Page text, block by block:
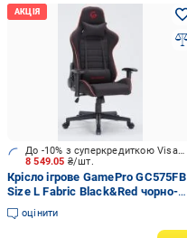
8 549.05 ₴/шт.
До -10% з суперкредиткою Visa Вигода
Крісло ігрове GamePro GC575FB
Size L Fabric Black&Red чорно-
біло-червоний
оцінити